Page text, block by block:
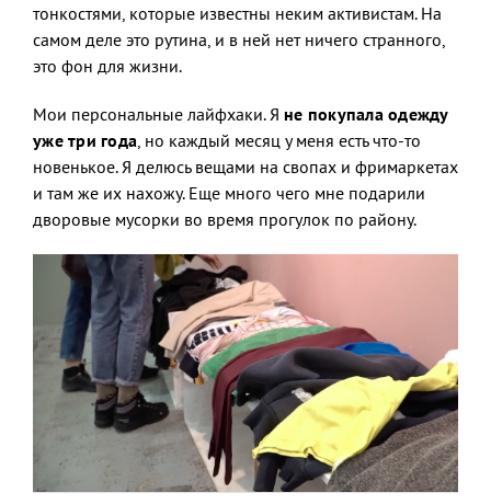
тонкостями, которые известны неким активистам. На
самом деле это рутина, и в ней нет ничего странного,
это фон для жизни.
Мои персональные лайфхаки. Я не покупала одежду
уже три года , но каждый месяц у меня есть что-то
новенькое. Я делюсь вещами на свопах и фримаркетах
и там же их нахожу. Еще много чего мне подарили
дворовые мусорки во время прогулок по району.